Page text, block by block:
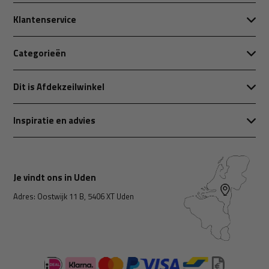
Klantenservice
Categorieën
Dit is Afdekzeilwinkel
Inspiratie en advies
Je vindt ons in Uden
Adres: Oostwijk 11 B, 5406 XT Uden